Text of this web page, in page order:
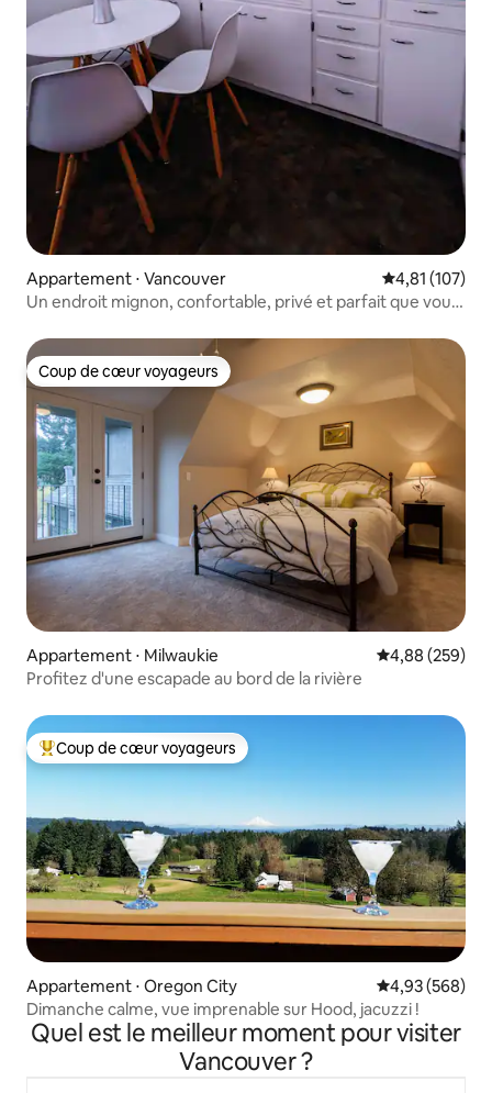
Appartement ⋅ Vancouver Évaluation
4,81 (107)
Un endroit mignon, confortable, privé et parfait que vous
Coup de cœur voyageurs
Coup de cœur voyageurs
Appartement ⋅ Milwaukie Évaluation
4,88 (259)
Profitez d'une escapade au bord de la rivière
Coups de cœur voyageurs les plus appréciés
Coup de cœur voyageurs
Appartement ⋅ Oregon City Évaluation
4,93 (568)
Dimanche calme, vue imprenable sur Hood, jacuzzi !
Quel est le meilleur moment pour visiter
Vancouver ?